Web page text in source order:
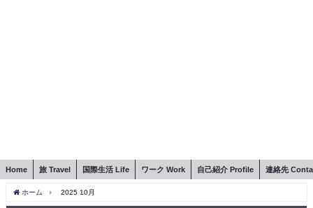
Home 旅 Travel 国際生活 Life ワーク Work 自己紹介 Profile 連絡先
ホーム 2025 10月